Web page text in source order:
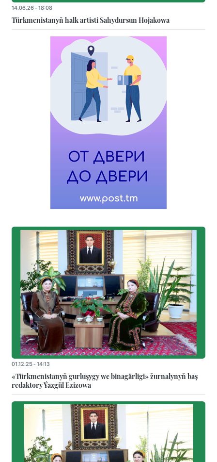
14.06.26 - 18:08
Türkmenistanyň halk artisti Sahydursun Hojakowa
01.12.25 - 14:13
«Türkmenistanyň gurluşygy we binagärligi» žurnalynyň baş
redaktory Ýazgül Ezizowa